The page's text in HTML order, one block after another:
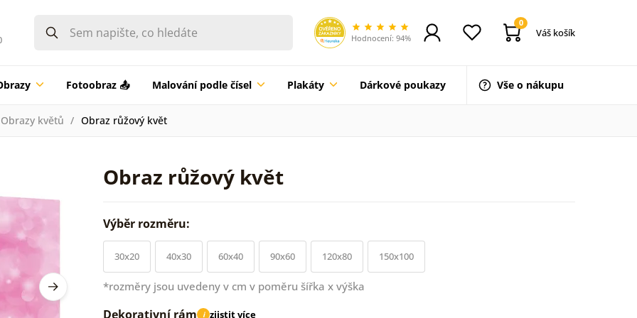
Hodnocení: 94%
0
Váš košík
Fotoobraz 📤 Malování podle čísel Plakáty Dárkové poukazy Vše o nákupu
Obrazy květů Obraz růžový květ
Obraz růžový květ
Výběr rozměru:
30x20 40x30 60x40 90x60 120x80 150x100
*rozměry jsou uvedeny v cm v poměru šířka x výška
Dekorativní rám i zjistit více